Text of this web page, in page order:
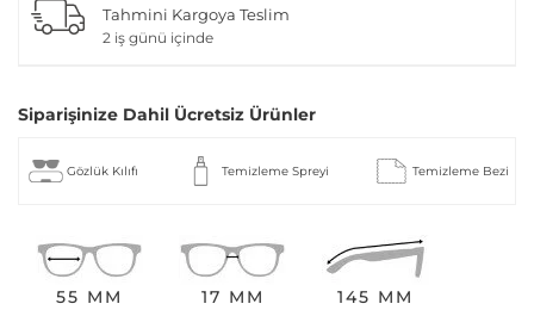
Tahmini Kargoya Teslim
2 iş günü içinde
Siparişinize Dahil Ücretsiz Ürünler
Gözlük Kılıfı Temizleme Spreyi Temizleme Bezi
55 MM 17 MM 145 MM